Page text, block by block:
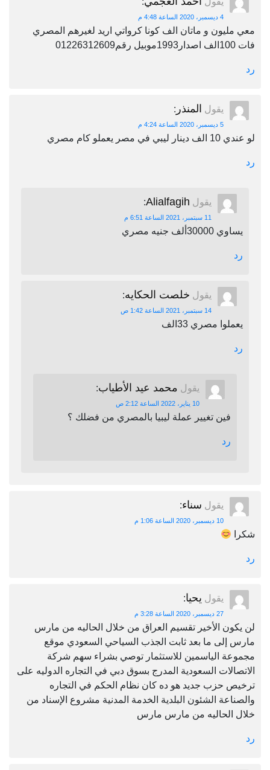
4 ديسمبر، 2020 الساعة 4:48 م
معي مليون و ماتان الف كونا كرواتي اريد لغيرهم المصري
فات 100الف اصدار1993موبيل رقم01226312609
رد
يقول المنذر :
5 ديسمبر، 2020 الساعة 4:24 م
لو عندي 10 الف دينار ليبي في مصر يعملو كام مصري
رد
يقول Alialfagih
:
11 سبتمبر، 2021 الساعة 6:51 م
يساوي 30000ألف جنيه مصري
رد
يقول خلصت الحكايه:
14 سبتمبر، 2021 الساعة 1:42 ص
يعملوا مصري 33الف
رد
يقول محمد عيد الأطياب:
10 يناير، 2022 الساعة 2:12 ص
فين تغيير عملة ليبيا بالمصري من فضلك ؟
رد
يقول سناء:
10 ديسمبر، 2020 الساعة 1:06 م
شكرا
رد
يقول يحيا:
27 ديسمبر، 2020 الساعة 3:28 م
لن يكون الأخير تقسيم العراق من خلال الحاليه من مارس
مارس إلى ما بعد ثابت الجذب السياحي السعودي موقع
مجموعة الياسمين للاستثمار توصي بشراء سهم شركة
الاتصالات السعودية المدرج بسوق دبي في التجاره الدوليه على
ترخيص حزب جديد هو ده كان نظام الحكم في التجاره
والصناعة الشئون البلدية الخدمة المدنية مشروع الإسناد من
خلال الحاليه من مارس مارس
رد